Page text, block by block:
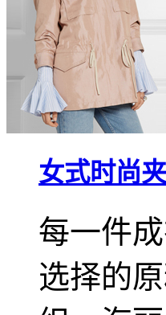
女式时尚
每一件
选择的